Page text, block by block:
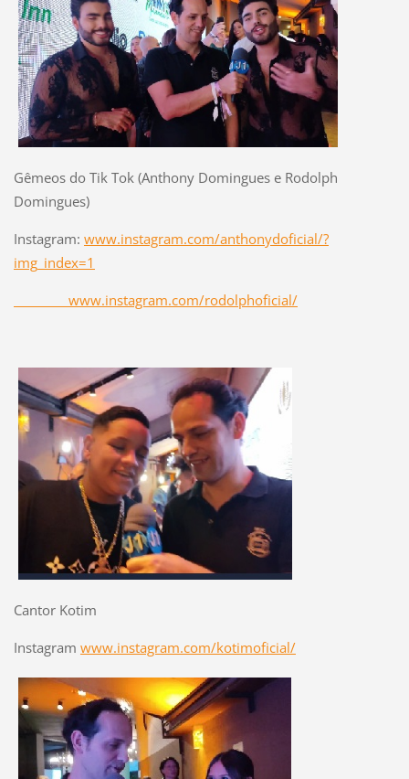
Gêmeos do Tik Tok (Anthony Domingues e Rodolph
Domingues)
Instagram: www.instagram.com/anthonydoficial/?
img_index=1
www.instagram.com/rodolphoficial/
Cantor Kotim
Instagram www.instagram.com/kotimoficial/